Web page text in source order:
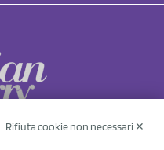
Rifiuta cookie non necessari ✕